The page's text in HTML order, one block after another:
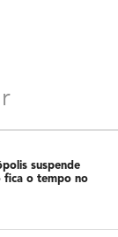
suspende
fica o tempo no